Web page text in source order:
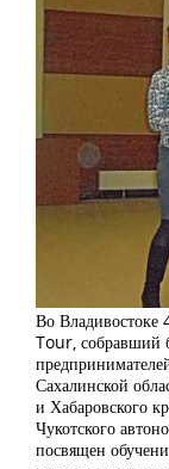
Во Владивостоке
Tour, собравший
Сахалинской
и Хабаровского
Чукотского
посвящен